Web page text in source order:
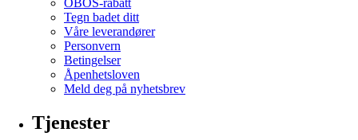
OBOS-rabatt
Tegn badet ditt
Våre leverandører
Personvern
Betingelser
Åpenhetsloven
Meld deg på nyhetsbrev
Tjenester